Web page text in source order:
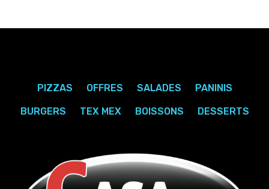
PIZZAS OFFRES SALADES PANINIS
BURGERS TEX MEX BOISSONS DESSERTS